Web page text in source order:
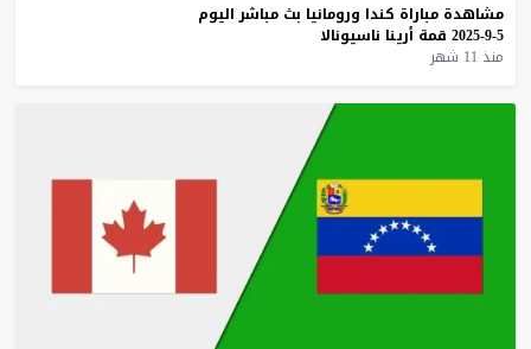
مشاهدة مباراة كندا ورومانيا بث مباشر اليوم
5-9-2025
قمة أرينا ناسيونالا
منذ 11 شهر